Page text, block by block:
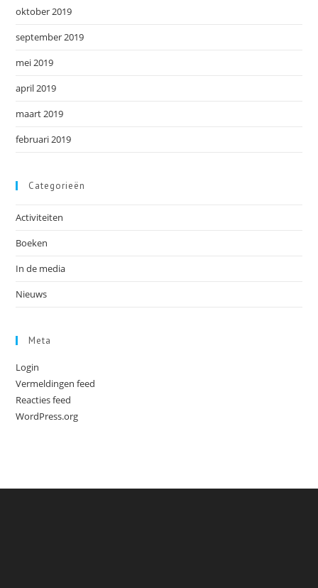
oktober 2019
september 2019
mei 2019
april 2019
maart 2019
februari 2019
Categorieën
Activiteiten
Boeken
In de media
Nieuws
Meta
Login
Vermeldingen feed
Reacties feed
WordPress.org